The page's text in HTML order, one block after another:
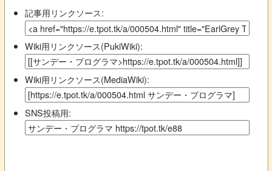
記事用リンクソース:
Wiki用リンクソース(PukiWiki):
Wiki用リンクソース(MediaWiki):
SNS投稿用: